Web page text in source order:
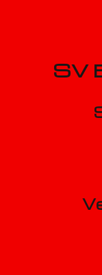
SV